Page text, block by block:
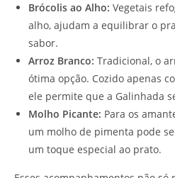
Brócolis ao Alho: Vegetais
alho, ajudam a equilibrar o
sabor.
Arroz Branco: Tradicional, o
ótima opção. Cozido apenas
ele permite que a Galinhada
Molho Picante: Para os
um molho de pimenta pode
um toque especial ao prato.